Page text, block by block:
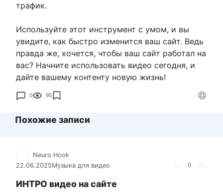
трафик.
Используйте этот инструмент с умом, и вы
увидите, как быстро изменится ваш сайт. Ведь
правда же, хочется, чтобы ваш сайт работал на
вас? Начните использовать видео сегодня, и
дайте вашему контенту новую жизнь!
0 95
Похожие записи
0
Neuro Hook
22.06.2025Музыка для видео
ИНТРО видео на сайте